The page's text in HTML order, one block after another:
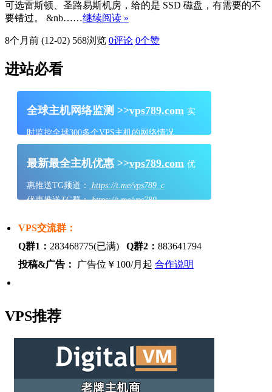
可选雷斯顿、圣路易斯机房，给的是 SSD 磁盘，有需要的不
要错过。 &nb……继续阅读 »
8个月前 (12-02) 568浏览 0评论 0个赞
进站必看
全球主机网络监测 >>vps789.com 实
时监控全球300多个VPS主机的网络情况
最新最全主机优惠 >>vps789.com 优
惠推送TG频道：
https://t.me/vps789_c
优惠推送TG群：https://t.me/vps789
VPS交流群：
Q群1： 283468775(已满) Q群2： 883641794
投稿&广告：
广告位￥100/月起 合作说明
VPS推荐